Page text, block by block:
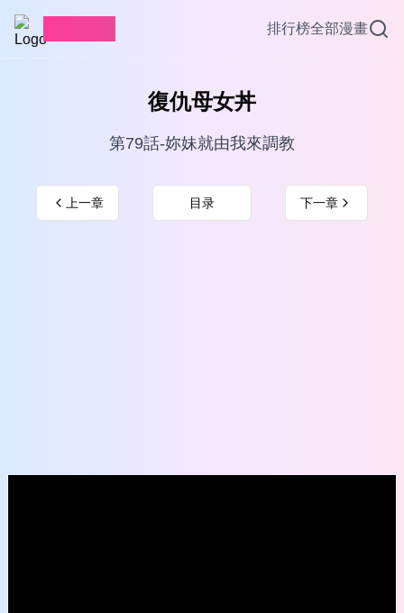
排行榜全部漫畫
復仇母女丼
第79話-妳妹就由我來調教
上一章 目录 下一章